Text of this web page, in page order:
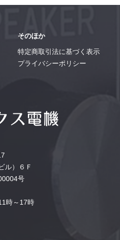
そのほか
特定商取引法に基づく表示
プライバシーポリシー
ル）６Ｆ
号
時～17時